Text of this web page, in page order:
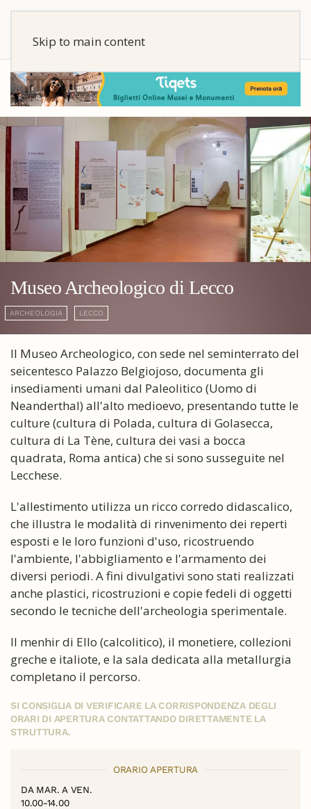
Skip to main content
Museo Archeologico di Lecco
ARCHEOLOGIA LECCO
Il Museo Archeologico, con sede nel seminterrato del
seicentesco Palazzo Belgiojoso, documenta gli
insediamenti umani dal Paleolitico (Uomo di
Neanderthal) all'alto medioevo, presentando tutte le
culture (cultura di Polada, cultura di Golasecca,
cultura di La Tène, cultura dei vasi a bocca
quadrata, Roma antica) che si sono susseguite nel
Lecchese.
L'allestimento utilizza un ricco corredo didascalico,
che illustra le modalità di rinvenimento dei reperti
esposti e le loro funzioni d'uso, ricostruendo
l'ambiente, l'abbigliamento e l'armamento dei
diversi periodi. A fini divulgativi sono stati realizzati
anche plastici, ricostruzioni e copie fedeli di oggetti
secondo le tecniche dell'archeologia sperimentale.
Il menhir di Ello (calcolitico), il monetiere, collezioni
greche e italiote, e la sala dedicata alla metallurgia
completano il percorso.
SI CONSIGLIA DI VERIFICARE LA CORRISPONDENZA DEGLI
ORARI DI APERTURA CONTATTANDO DIRETTAMENTE LA
STRUTTURA.
ORARIO APERTURA
DA MAR. A VEN.
10.00-14.00